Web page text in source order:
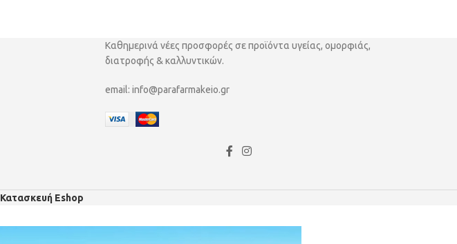
Καθημερινά νέες προσφορές σε προϊόντα υγείας, ομορφιάς,
διατροφής & καλλυντικών.
email: info@parafarmakeio.gr
Κατασκευή Eshop